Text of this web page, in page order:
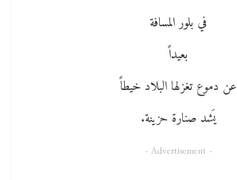
في بلور المسافة
بعيداً
عن دموع تغزلها البلاد خيطاً
يَشد صنارة حزينة.
- Advertisement -